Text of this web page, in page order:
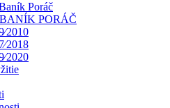
Poráč
BANÍK PORÁČ